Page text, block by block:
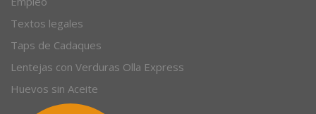
Contacto
Empleo
Textos legales
Taps de Cadaques
Lentejas con Verduras Olla Express